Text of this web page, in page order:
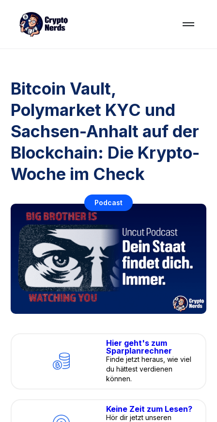
Bitcoin Vault,
Polymarket KYC und
Sachsen-Anhalt auf der
Blockchain: Die Krypto-
Woche im Check
Podcast
Hier geht's zum
Sparplanrechner
Finde jetzt heraus, wie viel
du hättest verdienen
können.
Keine Zeit zum Lesen?
Hör dir jetzt unseren